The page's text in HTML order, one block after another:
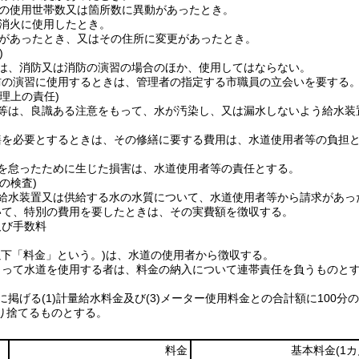
使用世帯数又は箇所数に異動があったとき。
火に使用したとき。
あったとき、又はその住所に変更があったとき。
、消防又は消防の演習の場合のほか、使用してはならない。
演習に使用するときは、管理者の指定する市職員の立会いを要する
上の責任)
は、良識ある注意をもって、水が汚染し、又は漏水しないよう給水
必要とするときは、その修繕に要する費用は、水道使用者等の負担
怠ったために生じた損害は、水道使用者等の責任とする。
検査)
水装置又は供給する水の水質について、水道使用者等から請求があ
、特別の費用を要したときは、その実費額を徴収する。
手数料
「料金」という。)は、水道の使用者から徴収する。
て水道を使用する者は、料金の納入について連帯責任を負うものと
掲げる(1)計量給水料金及び(3) メーター使用料金との合計額に100分
てるものとする。
料金
基本料金(1